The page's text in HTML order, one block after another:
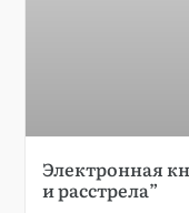
Электронная
и расстрела”